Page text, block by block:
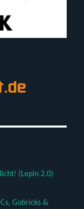
(Lepin 2.0)
Gobricks &